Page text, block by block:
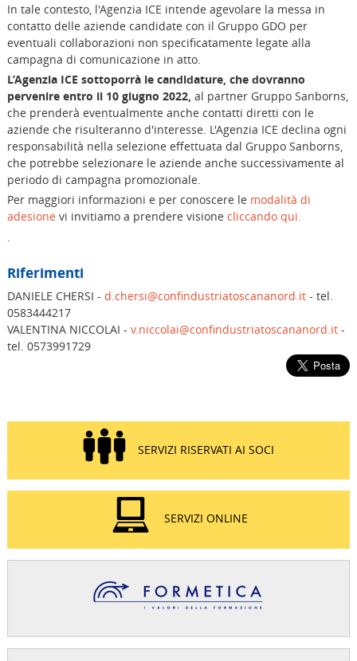
In tale contesto, l'Agenzia ICE intende agevolare la messa in
contatto delle aziende candidate con il Gruppo GDO per
eventuali collaborazioni non speciﬁcatamente legate alla
campagna di comunicazione in atto.
L’Agenzia ICE sottoporrà le candidature, che dovranno
pervenire entro il 10 giugno 2022, al partner Gruppo Sanborns,
che prenderà eventualmente anche contatti diretti con le
aziende che risulteranno d'interesse. L'Agenzia ICE declina ogni
responsabilità nella selezione eﬀettuata dal Gruppo Sanborns,
che potrebbe selezionare le aziende anche successivamente al
periodo di campagna promozionale.
Per maggiori informazioni e per conoscere le modalità di
adesionevi invitiamo a prendere visione cliccando qui.
Riferimenti
DANIELE CHERSI - d.chersi@confindustriatoscananord.it- tel.
0583444217
VALENTINA NICCOLAI - v.niccolai@confindustriatoscananord.it-
tel. 0573991729
SERVIZI RISERVATI AI SOCI
SERVIZI ONLINE